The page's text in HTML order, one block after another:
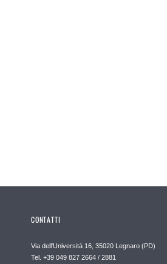
CONTATTI
Via dell'Università 16, 35020 Legnaro (PD)
Tel. +39 049 827 2664 / 2881